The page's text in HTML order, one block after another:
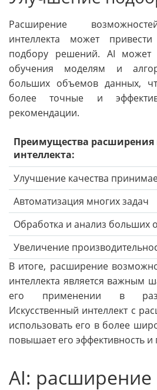
Расширение
интеллекта может
подбору решений. AI может
обучения моделям и
больших объемов данных,
более точные и
рекомендации.
Преимущества расширения
интеллекта:
Улучшение качества
Автоматизация многих задач
Обработка и анализ больших
Увеличение
В итоге, расширение
интеллекта является важным
его применении в
Искусственный интеллект с
использовать его в более
повышает его эффективность и
AI: расширение